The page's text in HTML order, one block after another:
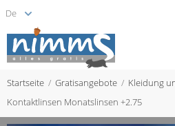
Startseite Gratisangebote Kleidung
Kontaktlinsen Monatslinsen +2.75